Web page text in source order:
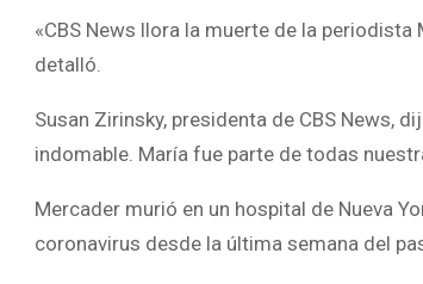
«CBS News llora la muerte de la
detalló.
Susan Zirinsky, presidenta de CBS News,
indomable. María fue parte de todas
Mercader murió en un hospital de Nueva
coronavirus desde la última semana del